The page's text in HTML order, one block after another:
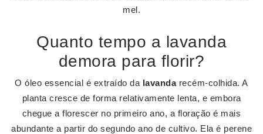
mel.
Quanto tempo a lavanda
demora para florir?
O óleo essencial é extraído da lavandarecém-colhida. A
planta cresce de forma relativamente lenta, e embora
chegue a florescer no primeiro ano, a floração é mais
abundante a partir do segundo ano de cultivo. Ela é perene